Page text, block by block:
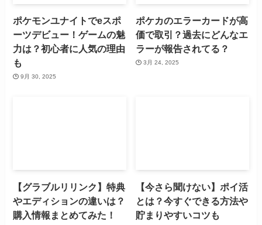
ポケモンユナイトでeスポ
ーツデビュー！ゲームの魅
力は？初心者に人気の理由
も
9月 30, 2025
ポケカのエラーカードが高
価で取引？過去にどんなエ
ラーが報告されてる？
3月 24, 2025
【グラブルリリンク】特典
やエディションの違いは？
購入情報まとめてみた！
【今さら聞けない】ポイ活
とは？今すぐできる方法や
貯まりやすいコツも